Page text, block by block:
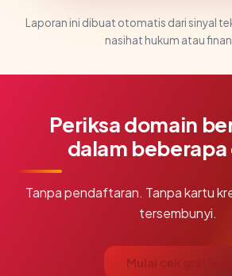
Laporan ini dibuat otomatis dari sinyal
nasihat hukum atau
Periksa domain
dalam
Tanpa pendaftaran. Tanpa kartu
tersembunyi.
Mulai cek gratis →